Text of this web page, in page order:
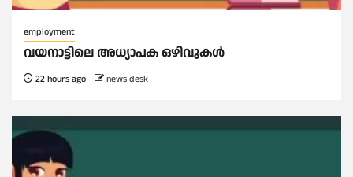
employment
വയനാട്ടിലെ അധ്യാപക ഒഴിവുകൾ
22 hours ago news desk